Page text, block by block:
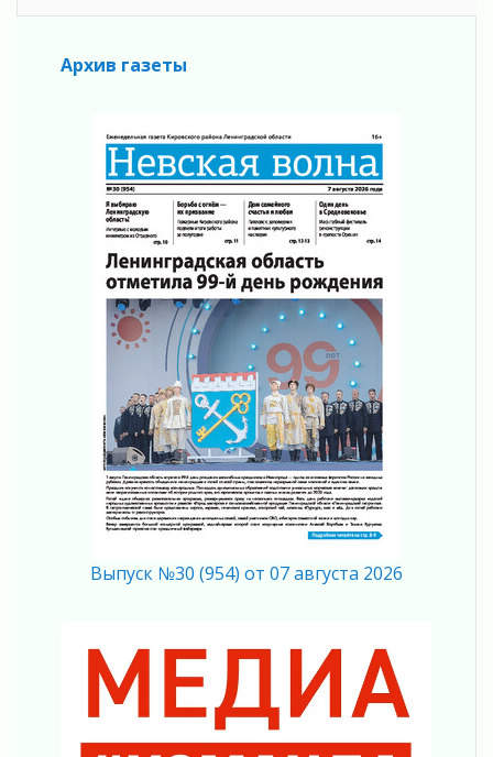
согласие
04 августа 2026
Важная информация
04 августа 2026
Что делать со сбережениями
04 августа 2026
Награды нашли строителей
03 августа 2026
Ленобласть повышает производительность
труда в ЖКХ
Поддержка волонтерских объединений
03 августа 2026
Ладожский мост полностью закроют на два
03 августа 2026
Музеи Ленобласти обновляют пространства
Новая площадка: 2027
рассчитывать на доплату от региона
03 августа 2026
За сутки в Ленинградской области
ликвидировали 10 пожаров
03 августа 2026
Архив газеты
Выпуск №30 (954) от 07 августа 2026